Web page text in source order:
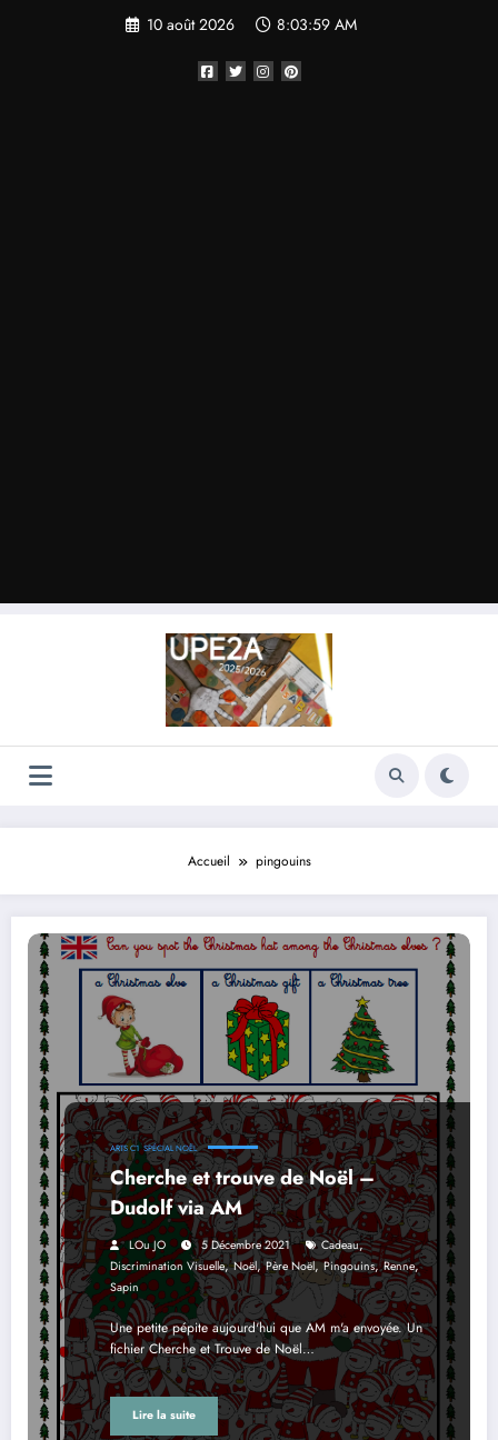
10 août 2026 8:03:59 AM
Accueil pingouins
ARTS C1 SPÉCIAL NOËL
Cherche et trouve de Noël –
Dudolf via AM
LOu JO 5 Décembre 2021 Cadeau,
Discrimination Visuelle,Noël,Père Noël,Pingouins,Renne,
Sapin
Une petite pépite aujourd'hui que AM m'a envoyée. Un
fichier Cherche et Trouve de Noël…
Lire la suite